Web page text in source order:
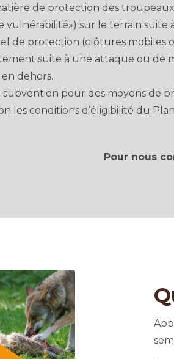
de protection des
vulnérabilité») sur le terrain
de protection (clôtures mobiles
suite à une attaque ou de
dehors.
subvention pour des moyens de
les conditions d’éligibilité du
Pour nous